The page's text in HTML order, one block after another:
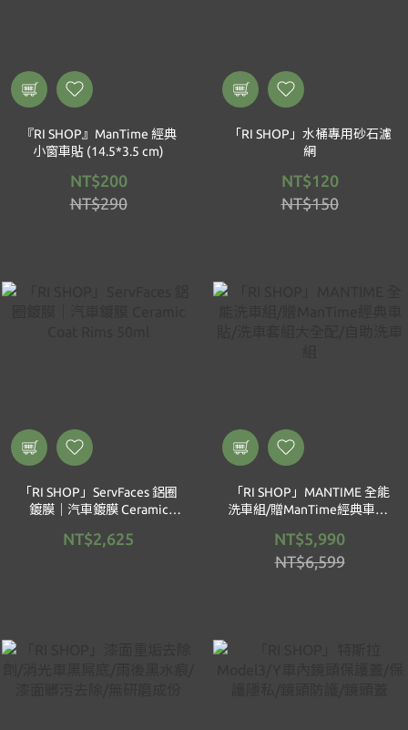
『RI SHOP』ManTime 經典
小窗車貼 (14.5*3.5 cm)
NT$200
NT$290
「RI SHOP」水桶專用砂石濾
網
NT$120
NT$150
「RI SHOP」ServFaces 鋁圈
鍍膜｜汽車鍍膜 Ceramic
NT$2,625
「RI SHOP」MANTIME 全能
洗車組/贈ManTime經典車貼/
NT$5,990
NT$6,599